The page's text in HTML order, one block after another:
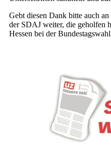
Gebt diesen Dank bitte auch
der SDAJ weiter, die geholfen
Hessen bei der